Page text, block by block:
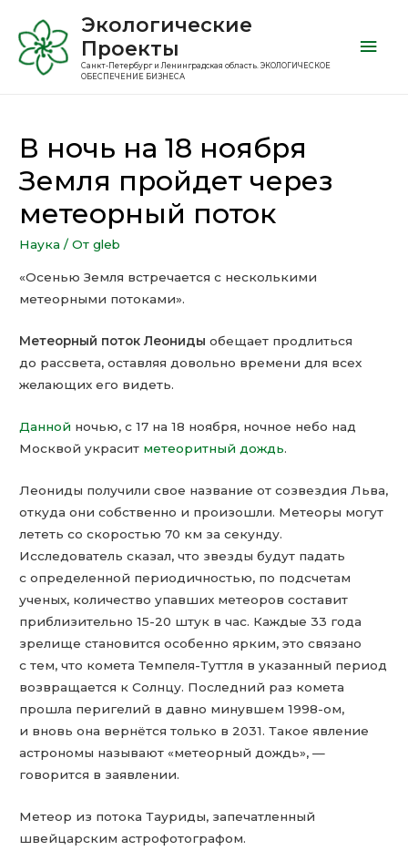
Экологические
Проекты
Санкт-Петербург и Ленинградская область. ЭКОЛОГИЧЕСКОЕ
ОБЕСПЕЧЕНИЕ БИЗНЕСА
В ночь на 18 ноября
Земля пройдет через
метеорный поток
Наука / От gleb
«Осенью Земля встречается с несколькими
метеорными потоками».
Метеорный поток Леониды обещает продлиться
до рассвета, оставляя довольно времени для всех
желающих его видеть.
Данной ночью, с 17 на 18 ноября, ночное небо над
Москвой украсит метеоритный дождь.
Леониды получили свое название от созвездия Льва,
откуда они собственно и произошли. Метеоры могут
лететь со скоростью 70 км за секунду.
Исследователь сказал, что звезды будут падать
с определенной периодичностью, по подсчетам
ученых, количество упавших метеоров составит
приблизительно 15-20 штук в час. Каждые 33 года
зрелище становится особенно ярким, это связано
с тем, что комета Темпеля-Туттля в указанный период
возвращается к Солнцу. Последний раз комета
прошла перигелий в давно минувшем 1998-ом,
и вновь она вернётся только в 2031. Такое явление
астрономы называют «метеорный дождь», —
говорится в заявлении.
Метеор из потока Тауриды, запечатленный
швейцарским астрофотографом.